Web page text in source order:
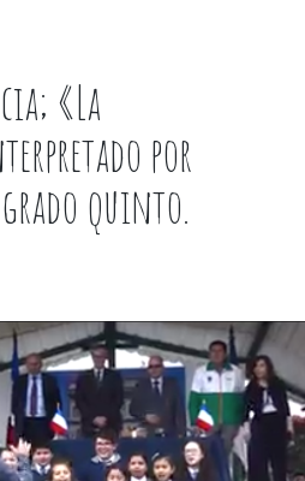
«La
por
quinto.